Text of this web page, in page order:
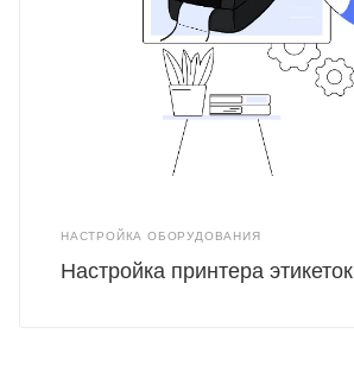
НАСТРОЙКА ОБОРУДОВАНИЯ
Настройка принтера этикеток